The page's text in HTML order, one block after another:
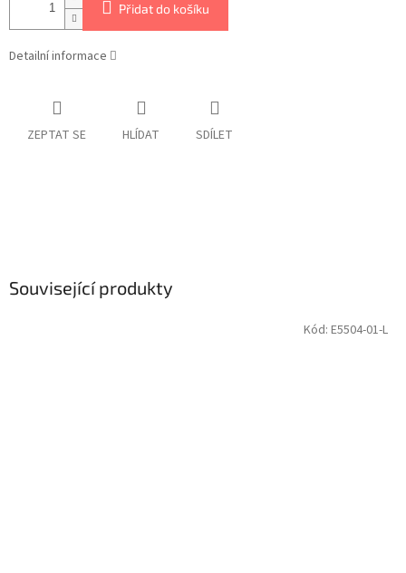
Přidat do košíku
Detailní informace
ZEPTAT SE HLÍDAT SDÍLET
Související produkty
Kód: E5504-01-L